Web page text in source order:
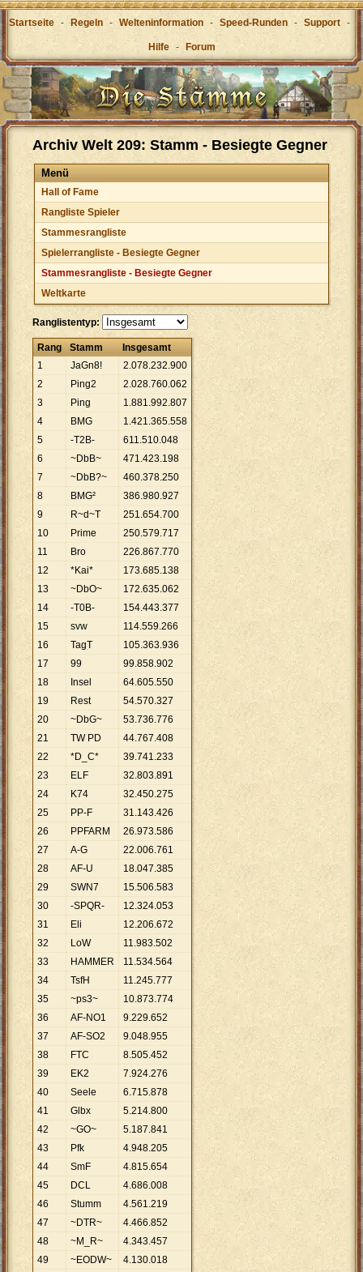
Startseite - Regeln - Welteninformation - Speed-Runden - Support -
Hilfe - Forum
Archiv Welt 209: Stamm - Besiegte Gegner
Menü
Hall of Fame
Rangliste Spieler
Stammesrangliste
Spielerrangliste - Besiegte Gegner
Stammesrangliste - Besiegte Gegner
Weltkarte
Ranglistentyp:
Rang Stamm
Insgesamt
1
JaGn8! 2.078.232.900
2
Ping2 2.028.760.062
3
Ping 1.881.992.807
4
BMG 1.421.365.558
5
-T2B- 611.510.048
6
~DbB~ 471.423.198
7
~DbB?~ 460.378.250
8
BMG² 386.980.927
9
R~d~T 251.654.700
10
Prime 250.579.717
11
Bro 226.867.770
12
*Kai* 173.685.138
13
~DbO~ 172.635.062
14
-T0B- 154.443.377
15
svw 114.559.266
16
TagT 105.363.936
17
99 99.858.902
18
Insel 64.605.550
19
Rest 54.570.327
20
~DbG~ 53.736.776
21
TW PD 44.767.408
22
*D_C* 39.741.233
23
ELF 32.803.891
24
K74 32.450.275
25
PP-F 31.143.426
26
PPFARM 26.973.586
27
A-G 22.006.761
28
AF-U 18.047.385
29
SWN7 15.506.583
30
-SPQR- 12.324.053
31
Eli 12.206.672
32
LoW 11.983.502
33
HAMMER 11.534.564
34
TsfH 11.245.777
35
~ps3~ 10.873.774
36
AF-NO1 9.229.652
37
AF-SO2 9.048.955
38
FTC 8.505.452
39
EK2 7.924.276
40
Seele 6.715.878
41
Glbx 5.214.800
42
~GO~ 5.187.841
43
Pfk 4.948.205
44
SmF 4.815.654
45
DCL 4.686.008
46
Stumm 4.561.219
47
~DTR~ 4.466.852
48
~M_R~ 4.343.457
49
~EODW~ 4.130.018